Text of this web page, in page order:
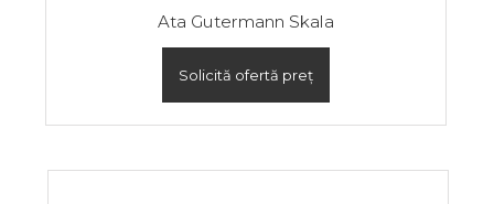
Ata Gutermann Skala
Solicită ofertă preț